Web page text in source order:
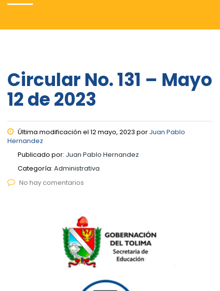
Circular No. 131 – Mayo
12 de 2023
Última modificación el 12 mayo, 2023 por Juan Pablo
Hernandez
Publicado por: Juan Pablo Hernandez
Categoría: Administrativa
No hay comentarios